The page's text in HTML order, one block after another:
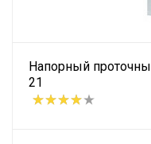
Напорный
21